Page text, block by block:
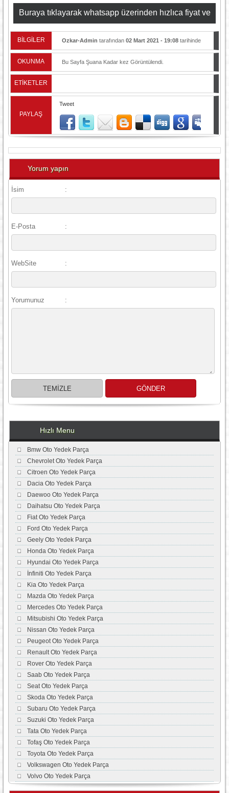
Buraya tıklayarak whatsapp üzerinden hızlıca fiyat ve
stok bilgisi alabilirsiniz
BİLGİLER Ozkar-Admin tarafından 02 Mart 2021 - 19:08tarihinde
OKUNMA Bu Sayfa Şuana Kadar kez Görüntülendi.
ETİKETLER
PAYLAŞ
Tweet
Yorum yapın
İsim :
E-Posta :
WebSite :
Yorumunuz :
Hızlı Menu
Bmw Oto Yedek Parça
Chevrolet Oto Yedek Parça
Citroen Oto Yedek Parça
Dacia Oto Yedek Parça
Daewoo Oto Yedek Parça
Daihatsu Oto Yedek Parça
Fiat Oto Yedek Parça
Ford Oto Yedek Parça
Geely Oto Yedek Parça
Honda Oto Yedek Parça
Hyundai Oto Yedek Parça
İnfiniti Oto Yedek Parça
Kia Oto Yedek Parça
Mazda Oto Yedek Parça
Mercedes Oto Yedek Parça
Mitsubishi Oto Yedek Parça
Nissan Oto Yedek Parça
Peugeot Oto Yedek Parça
Renault Oto Yedek Parça
Rover Oto Yedek Parça
Saab Oto Yedek Parça
Seat Oto Yedek Parça
Skoda Oto Yedek Parça
Subaru Oto Yedek Parça
Suzuki Oto Yedek Parça
Tata Oto Yedek Parça
Tofaş Oto Yedek Parça
Toyota Oto Yedek Parça
Volkswagen Oto Yedek Parça
Volvo Oto Yedek Parça